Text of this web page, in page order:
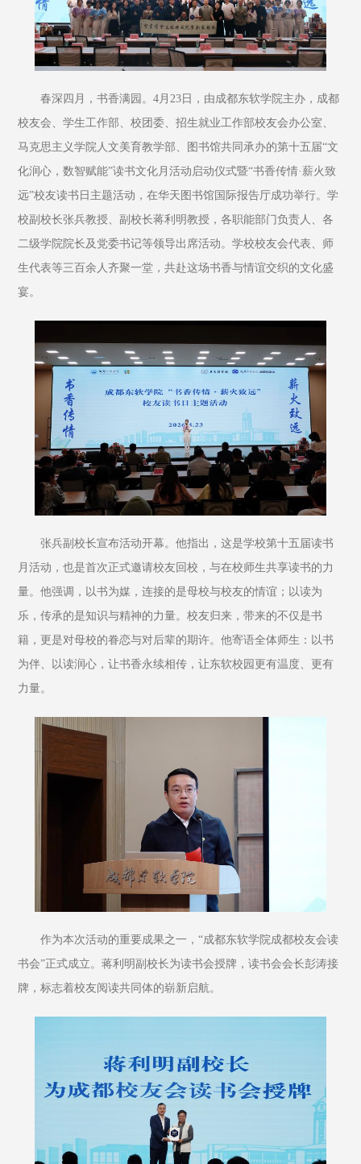
春深四月，书香满园。4月23日，由成都东软学院主办，成都
校友会、学生工作部、校团委、招生就业工作部校友会办公室、
马克思主义学院人文美育教学部、图书馆共同承办的第十五届“文
化润心，数智赋能”读书文化月活动启动仪式暨“书香传情·薪火致
远”校友读书日主题活动，在华天图书馆国际报告厅成功举行。学
校副校长张兵教授、副校长蒋利明教授，各职能部门负责人、各
二级学院院长及党委书记等领导出席活动。学校校友会代表、师
生代表等三百余人齐聚一堂，共赴这场书香与情谊交织的文化盛
宴。
张兵副校长宣布活动开幕。他指出，这是学校第十五届读书
月活动，也是首次正式邀请校友回校，与在校师生共享读书的力
量。他强调，以书为媒，连接的是母校与校友的情谊；以读为
乐，传承的是知识与精神的力量。校友归来，带来的不仅是书
籍，更是对母校的眷恋与对后辈的期许。他寄语全体师生：以书
为伴、以读润心，让书香永续相传，让东软校园更有温度、更有
力量。
作为本次活动的重要成果之一，“成都东软学院成都校友会读
书会”正式成立。蒋利明副校长为读书会授牌，读书会会长彭涛接
牌，标志着校友阅读共同体的崭新启航。